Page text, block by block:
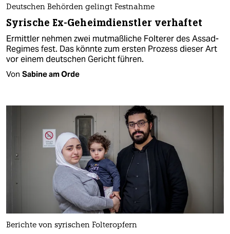
Deutschen Behörden gelingt Festnahme
Syrische Ex-Geheimdienstler verhaftet
Ermittler nehmen zwei mutmaßliche Folterer des Assad-
Regimes fest. Das könnte zum ersten Prozess dieser Art
vor einem deutschen Gericht führen.
Von Sabine am Orde
Berichte von syrischen Folteropfern